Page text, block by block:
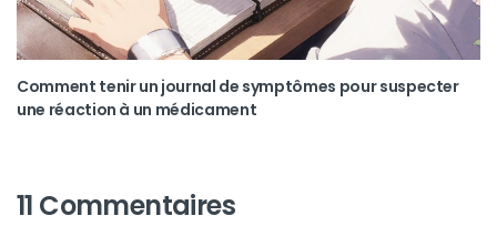
Comment tenir un journal de symptômes pour suspecter
une réaction à un médicament
11 Commentaires